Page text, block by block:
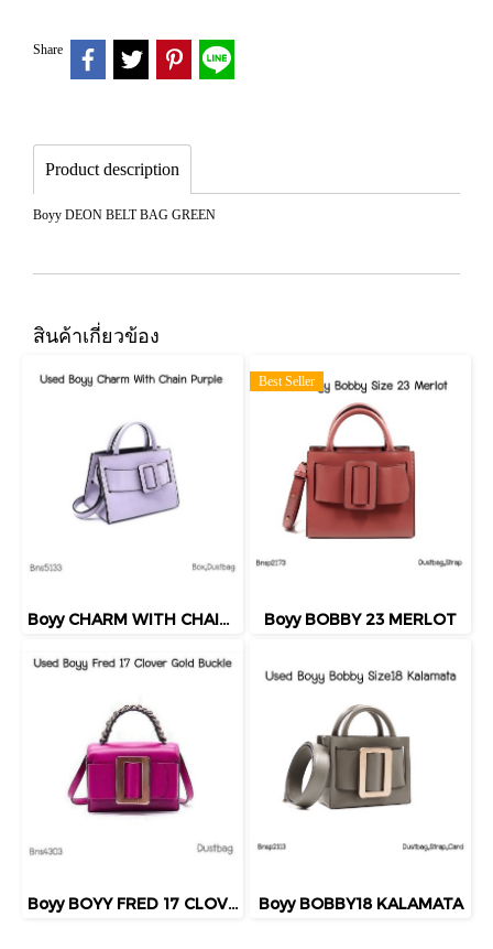
Share
Product description
Boyy DEON BELT BAG GREEN
สินค้าเกี่ยวข้อง
Boyy CHARM WITH CHAIN PURPLE
Best Seller
Boyy BOBBY 23 MERLOT
Boyy BOYY FRED 17 CLOVER GOLD BUCKLE PURPLE Boyy BOBBY18 KALAMATA